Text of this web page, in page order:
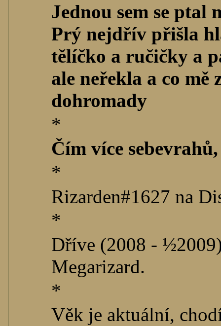
Jednou sem se ptal
Prý nejdřív přišla
tělíčko a ručičky a
ale neřekla a co
dohromady
*
Čím více
*
Rizarden#1627 na
*
Dříve (2008 -
Megarizard.
*
Věk je aktuální,